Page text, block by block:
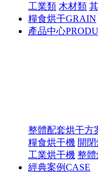
工業類 木材類
糧食烘干GRAIN
產品中心
整體配套烘干方
糧食烘干機 開
工業烘干機 整
經典案例CASE